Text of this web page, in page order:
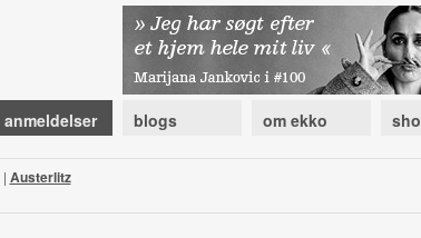
anmeldelser blogs om ekko
| Austerlitz